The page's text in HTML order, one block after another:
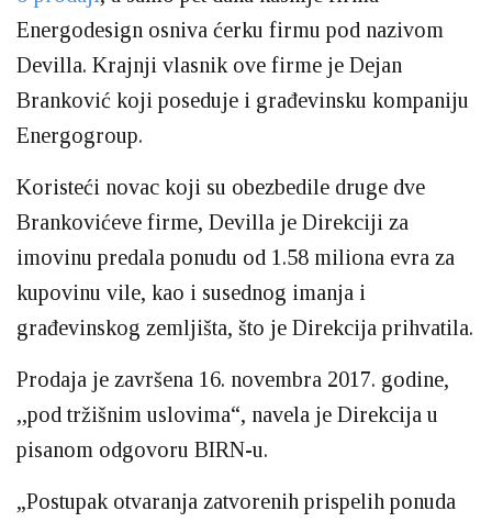
Energodesign osniva ćerku firmu pod nazivom
Devilla. Krajnji vlasnik ove firme je Dejan
Branković koji poseduje i građevinsku kompaniju
Energogroup.
Koristeći novac koji su obezbedile druge dve
Brankovićeve firme, Devilla je Direkciji za
imovinu predala ponudu od 1.58 miliona evra za
kupovinu vile, kao i susednog imanja i
građevinskog zemljišta, što je Direkcija prihvatila.
Prodaja je završena 16. novembra 2017. godine,
,,pod tržišnim uslovima“, navela je Direkcija u
pisanom odgovoru BIRN-u.
„Postupak otvaranja zatvorenih prispelih ponuda